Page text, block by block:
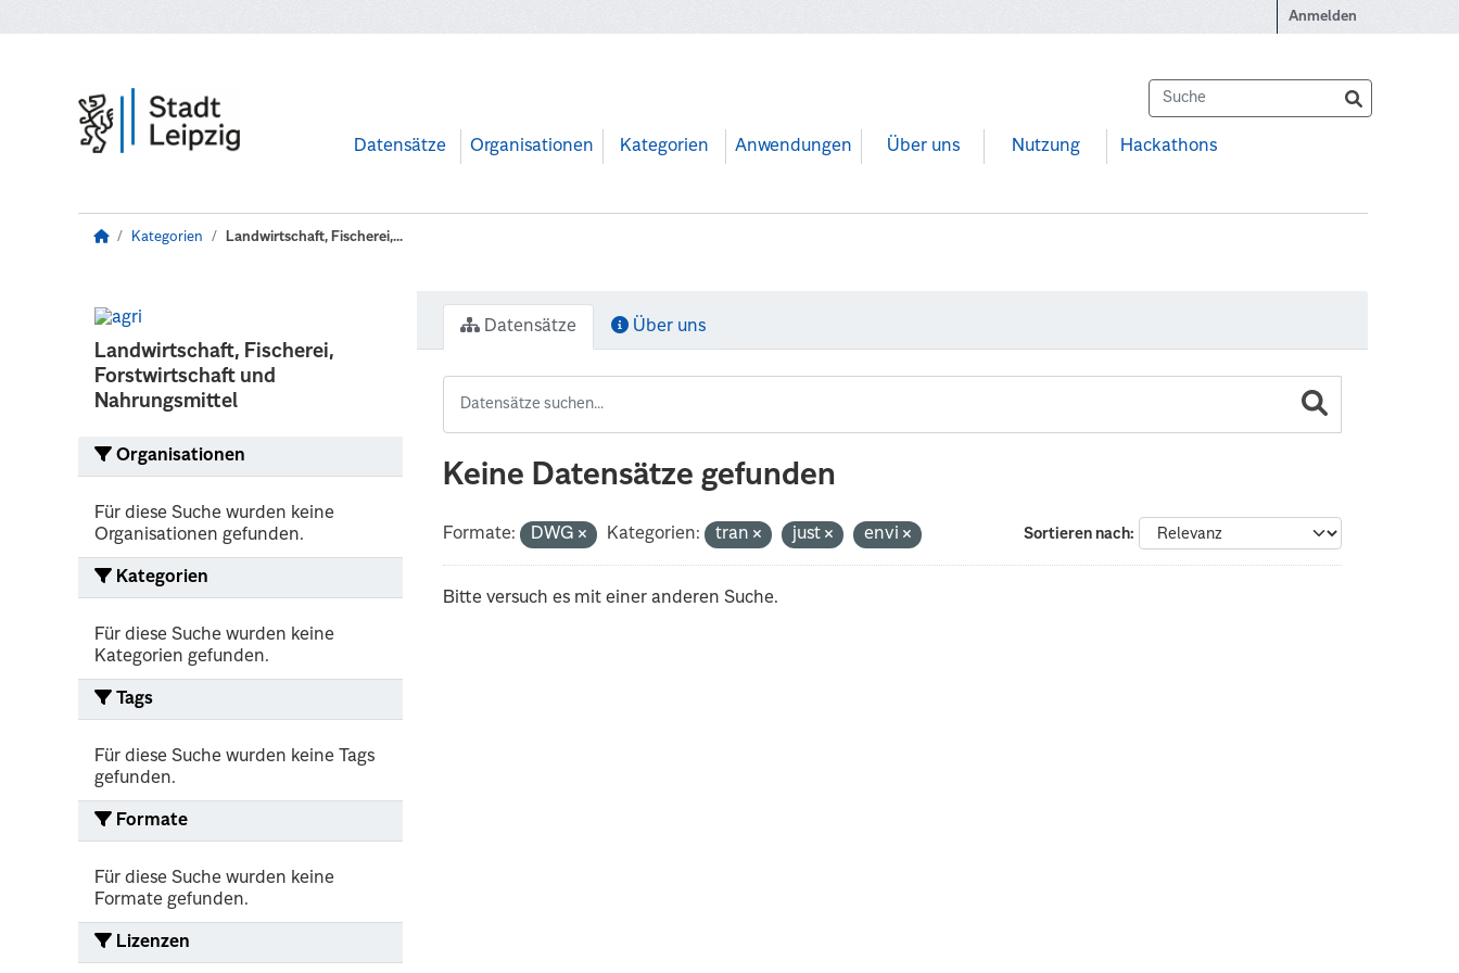
Anmelden
Datensätze Organisationen Kategorien Anwendungen Über uns Nutzung Hackathons
Kategorien Landwirtschaft, Fischerei,...
Landwirtschaft, Fischerei,
Forstwirtschaft und
Nahrungsmittel
Organisationen
Für diese Suche wurden keine
Organisationen gefunden.
Kategorien
Für diese Suche wurden keine
Kategorien gefunden.
Tags
Für diese Suche wurden keine Tags
gefunden.
Formate
Für diese Suche wurden keine
Formate gefunden.
Lizenzen
Datensätze Über uns
Keine Datensätze gefunden
Sortieren nach
Formate: DWG Kategorien: tran just envi
Bitte versuch es mit einer anderen Suche.